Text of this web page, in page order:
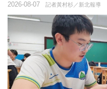
記者黃村杉／新北報導
2026-08-07